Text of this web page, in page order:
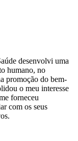
desenvolvi uma
humano, no
promoção do bem-
o meu interesse
forneceu
com os seus